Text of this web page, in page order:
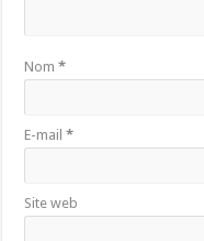
Nom*
E-mail*
Site web